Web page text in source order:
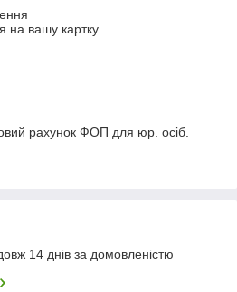
на вашу картку
рахунок ФОП для юр. осіб.
14 днів за домовленістю